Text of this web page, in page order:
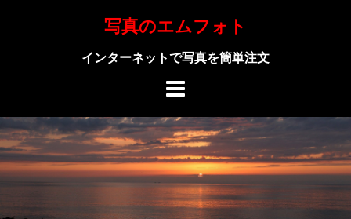
写真のエムフォト
インターネットで写真を簡単注文